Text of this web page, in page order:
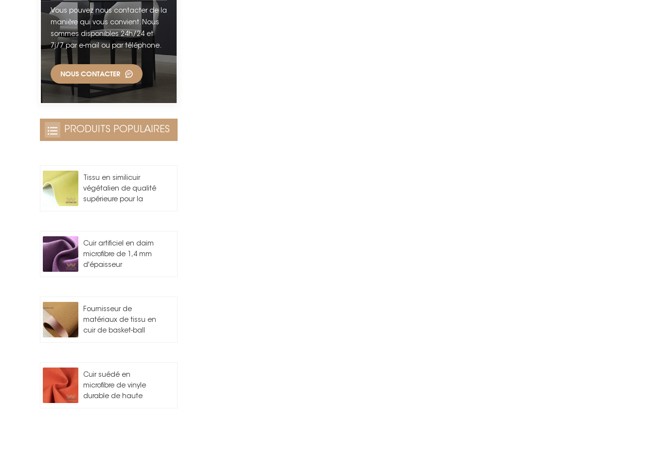
Vous pouvez nous contacter de la
manière qui vous convient. Nous
sommes disponibles 24h/24 et
7j/7 par e-mail ou par téléphone.
NOUS CONTACTER
PRODUITS POPULAIRES
Tissu en similicuir
végétalien de qualité
supérieure pour la
Cuir artificiel en daim
microfibre de 1,4 mm
d'épaisseur
Fournisseur de
matériaux de tissu en
cuir de basket-ball
Cuir suédé en
microfibre de vinyle
durable de haute